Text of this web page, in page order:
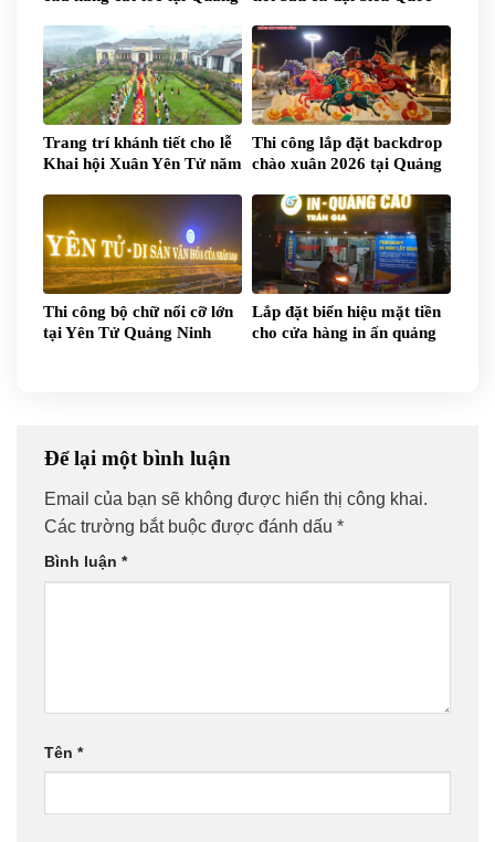
Ninh
Trang trí khánh tiết cho lễ
Khai hội Xuân Yên Tử năm
Thi công lắp đặt backdrop
chào xuân 2026 tại Quảng
Thi công bộ chữ nổi cỡ lớn
tại Yên Tử Quảng Ninh
Lắp đặt biển hiệu mặt tiền
cho cửa hàng in ấn quảng
Để lại một bình luận
Email của bạn sẽ không được hiển thị công khai.
Các trường bắt buộc được đánh dấu *
Bình luận *
Tên *